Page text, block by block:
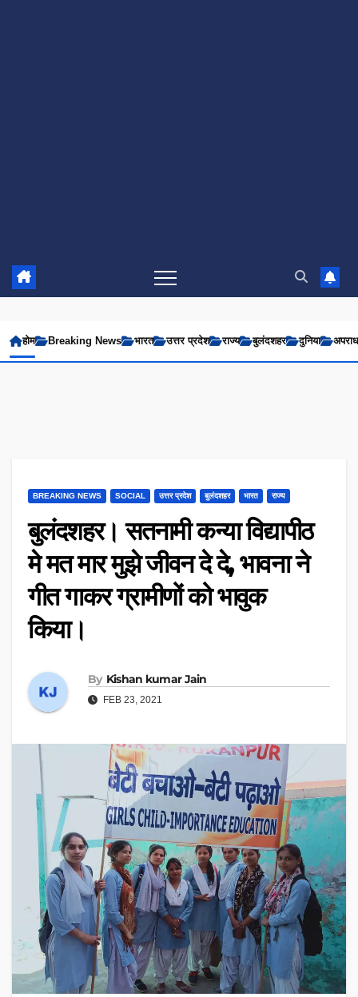
होम Breaking News भारत उत्तर प्रदेश राज्य बुलंदशहर दुनिया अपराध
BREAKING NEWS SOCIAL उत्तर प्रदेश बुलंदशहर भारत राज्य
बुलंदशहर। सतनामी कन्या विद्यापीठ
मे मत मार मुझे जीवन दे दे, भावना ने
गीत गाकर ग्रामीणों को भावुक
किया।
By Kishan kumar Jain
FEB 23, 2021